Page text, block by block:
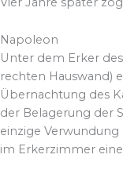
Napoleon
Unter dem Erker
rechten Hauswand)
Übernachtung des
der Belagerung der
einzige
im Erkerzimmer